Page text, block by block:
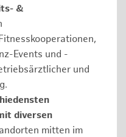
&
Events und -
und
diversen
mitten im